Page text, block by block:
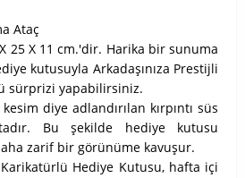
Ataç
25 X 11 cm.'dir. Harika bir sunuma
kutusuyla Arkadaşınıza Prestijli
sürprizi yapabilirsiniz.
diye adlandırılan kırpıntı süs
Bu şekilde hediye kutusu
zarif bir görünüme kavuşur.
Hediye Kutusu, hafta içi